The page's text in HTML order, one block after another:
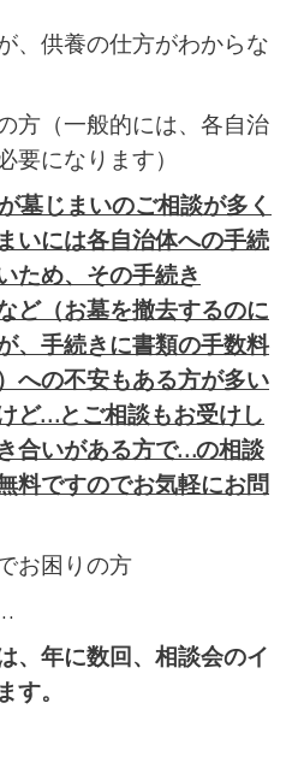
、供養の仕方がわからな
方（一般的には、各自治
要になります）
墓じまいのご相談が多く
いには各自治体への手続
ため、その手続き
お墓を撤去するのに
、手続きに書類の手数料
への不安もある方が多い
ど…とご相談もお受けし
合いがある方で…の相談
料ですのでお気軽にお問
お困りの方
、年に数回、相談会のイ
す。